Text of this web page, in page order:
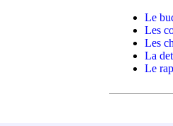
Le
Les
Les
La
Le